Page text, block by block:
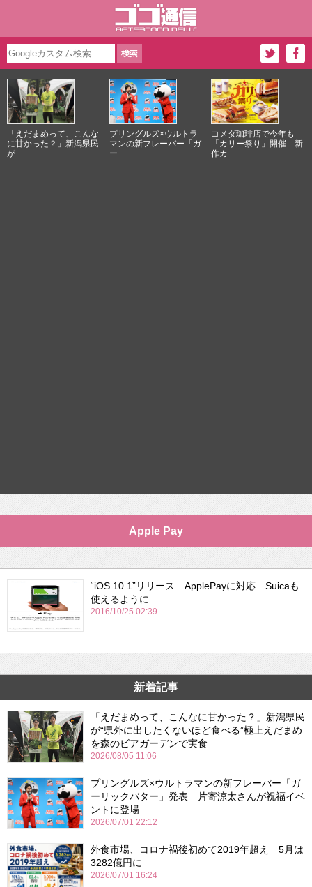
「えだまめって、こんな
に甘かった？」新潟県民
が...
プリングルズ×ウルトラ
マンの新フレーバー「ガ
ー...
コメダ珈琲店で今年も
「カリー祭り」開催 新
作カ...
Apple Pay
“iOS 10.1”リリース ApplePayに対応 Suicaも
使えるように
2016/10/25 02:39
新着記事
「えだまめって、こんなに甘かった？」新潟県民
が“県外に出したくないほど食べる”極上えだまめ
を森のビアガーデンで実食
2026/08/05 11:06
プリングルズ×ウルトラマンの新フレーバー「ガ
ーリックバター」発表 片寄涼太さんが祝福イベ
ントに登場
2026/07/01 22:12
外食市場、コロナ禍後初めて2019年超え 5月は
3282億円に
2026/07/01 16:24